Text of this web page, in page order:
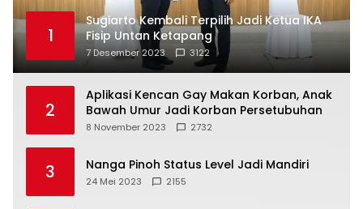
1
Sugiarto Kembali Terpilih Jadi Ketua IKA
Fisip Untan Ketapang
7 Desember 2023 3122
2
Aplikasi Kencan Gay Makan Korban, Anak
Bawah Umur Jadi Korban Persetubuhan
8 November 2023 2732
3 Nanga Pinoh Status Level Jadi Mandiri
24 Mei 2023 2155